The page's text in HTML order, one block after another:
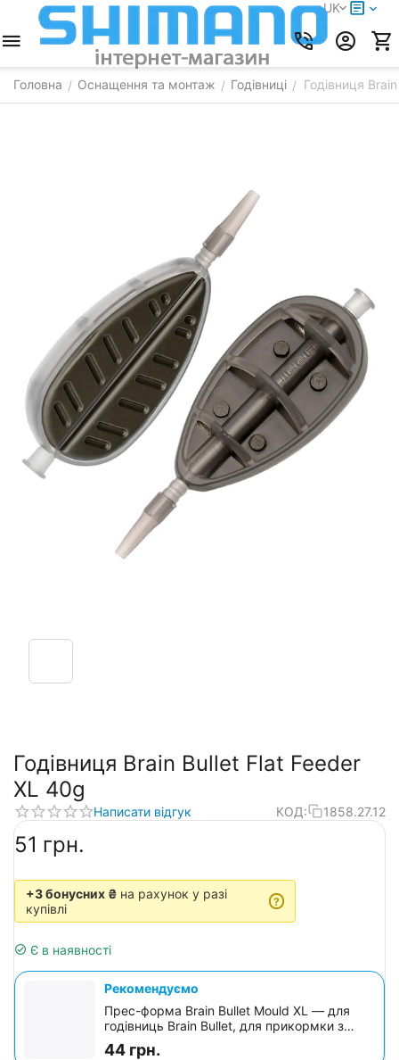
UK
Головна / Оснащення та монтаж / Годівниці / Годівниця
Годівниця Brain Bullet Flat Feeder
XL 40g
Написати відгук КОД: 1858.27.12
‍51‍ грн.
+3 бонусних ₴ на рахунок у разі
купівлі
?
Є в наявності
Рекомендуємо
Прес-форма Brain Bullet Mould XL — для
годівниць Brain Bullet, для прикормки з
кнопковим вивільненням
44 грн.